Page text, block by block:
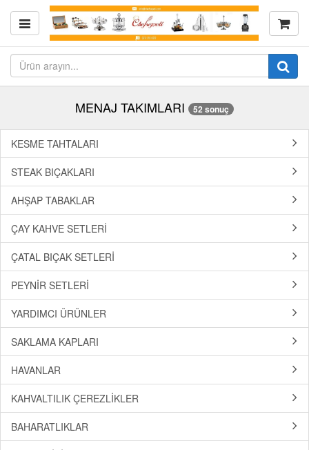
MENAJ TAKIMLARI 52 sonuç
KESME TAHTALARI
STEAK BIÇAKLARI
AHŞAP TABAKLAR
ÇAY KAHVE SETLERİ
ÇATAL BIÇAK SETLERİ
PEYNİR SETLERİ
YARDIMCI ÜRÜNLER
SAKLAMA KAPLARI
HAVANLAR
KAHVALTILIK ÇEREZLİKLER
BAHARATLIKLAR